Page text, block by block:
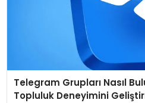
Telegram Grupları Nasıl
Topluluk Deneyimini